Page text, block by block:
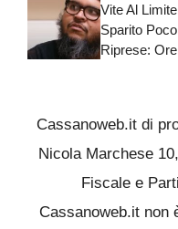
Vite Al
Sparito
Riprese:
Cassanoweb.it di
Nicola Marchese
Fiscale e
Cassanoweb.it non